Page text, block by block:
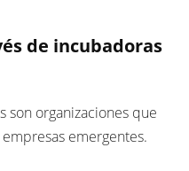
de incubadoras
son organizaciones que
emergentes.